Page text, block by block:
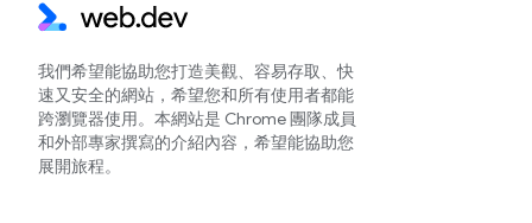
我們希望能協助您打造美觀、容易存取、快
速又安全的網站，希望您和所有使用者都能
跨瀏覽器使用。本網站是 Chrome 團隊成員
和外部專家撰寫的介紹內容，希望能協助您
展開旅程。